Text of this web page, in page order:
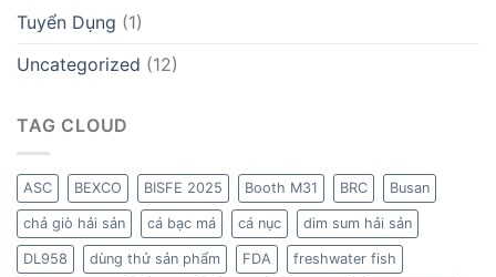
Tuyển Dụng (1)
Uncategorized (12)
TAG CLOUD
ASC BEXCO BISFE 2025 Booth M31 BRC Busan
chả giò hải sản cá bạc má cá nục dim sum hải sản
DL958 dùng thử sản phẩm FDA freshwater fish